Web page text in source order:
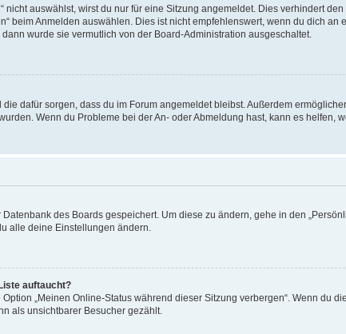
auswählst, wirst du nur für eine Sitzung angemeldet. Dies verhindert
beim Anmelden auswählen. Dies ist nicht empfehlenswert, wenn du dich
wurde sie vermutlich von der Board-Administration ausgeschaltet.
die dafür sorgen, dass du im Forum angemeldet bleibst. Außerdem
Wenn du Probleme bei der An- oder Abmeldung hast, kann es helfen,
des Boards gespeichert. Um diese zu ändern, gehe in den
alle deine Einstellungen ändern.
auftaucht?
„Meinen Online-Status während dieser Sitzung verbergen“. Wenn du
als unsichtbarer Besucher gezählt.